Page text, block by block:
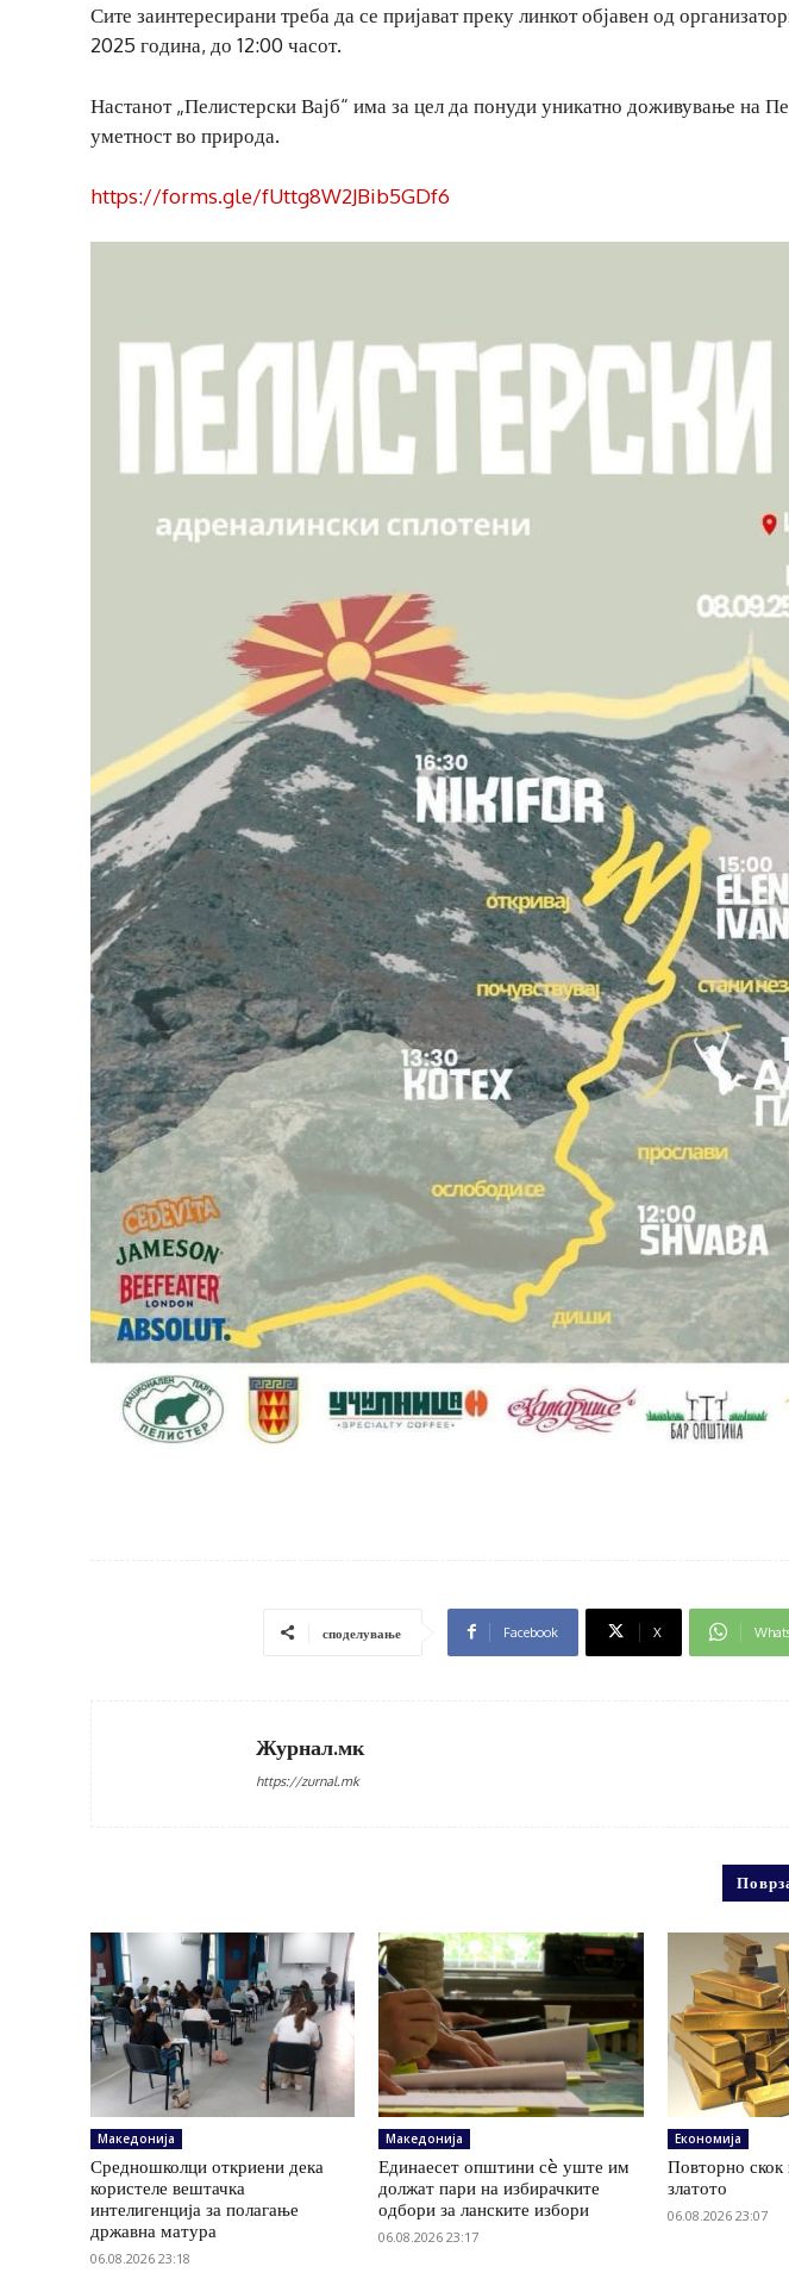
Сите заинтересирани треба да се пријават преку линкот објавен од
2025 година, до 12:00 часот.
Настанот „Пелистерски Вајб“ има за цел да понуди уникатно доживување на
уметност во природа.
https://forms.gle/fUttg8W2JBib5GDf6
споделување Facebook X
Журнал.мк
https://zurnal.mk
Македонија
Средношколци откриени дека
користеле вештачка
интелигенција за полагање
државна матура
06.08.2026 23:18
Македонија
Единаесет општини сè уште им
должат пари на избирачките
одбори за ланските избори
06.08.2026 23:17
Економија
Повторно скок
златото
06.08.2026 23:07